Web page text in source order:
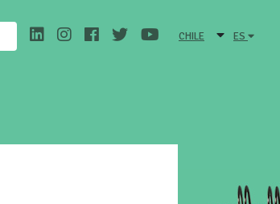
CHILE ES